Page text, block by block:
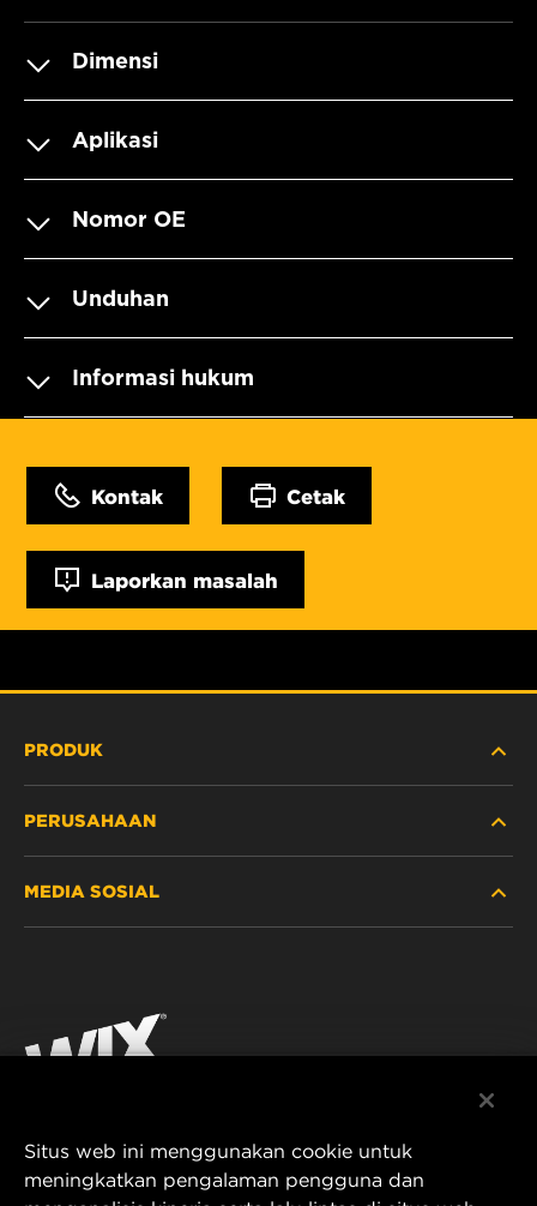
Dimensi
Aplikasi
Nomor OE
Unduhan
Informasi hukum
Kontak Cetak
Laporkan masalah
PRODUK
MOBIL PENUMPANG DAN TRUK
PRODUK UNTUK BALAP
PERUSAHAAN
KONTAK
PRIVASI DATA
MEDIA SOSIAL
Instagram
PT MANN AND HUMMEL Filtration Indonesia
Situs web ini menggunakan cookie untuk
meningkatkan pengalaman pengguna dan